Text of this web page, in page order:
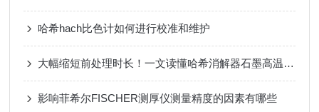
哈希hach比色计如何进行校准和维护
大幅缩短前处理时长！一文读懂哈希消解器石墨高温消解原理
影响菲希尔FISCHER测厚仪测量精度的因素有哪些